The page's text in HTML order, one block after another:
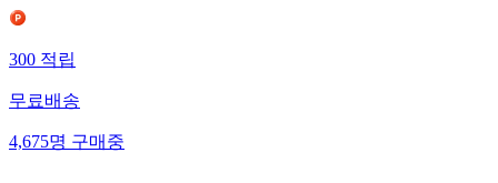
300적립
무료배송
4,675명구매중